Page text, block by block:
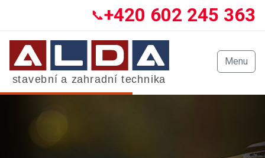
📞+420 602 245 363
Menu